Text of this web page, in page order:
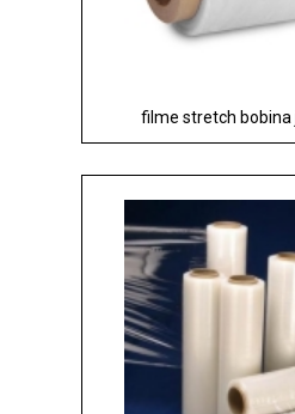
filme stretch